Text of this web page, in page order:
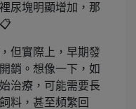
尿塊明顯增加，那
但實際上，早期發
銷。想像一下，如
治療，可能需要長
料，甚至頻繁回